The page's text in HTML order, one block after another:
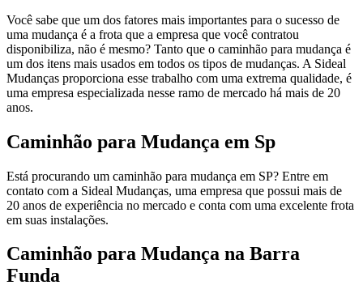
Você sabe que um dos fatores mais importantes para o sucesso de
uma mudança é a frota que a empresa que você contratou
disponibiliza, não é mesmo? Tanto que o caminhão para mudança é
um dos itens mais usados em todos os tipos de mudanças. A Sideal
Mudanças proporciona esse trabalho com uma extrema qualidade, é
uma empresa especializada nesse ramo de mercado há mais de 20
anos.
Caminhão para Mudança em Sp
Está procurando um caminhão para mudança em SP? Entre em
contato com a Sideal Mudanças, uma empresa que possui mais de
20 anos de experiência no mercado e conta com uma excelente frota
em suas instalações.
Caminhão para Mudança na Barra
Funda